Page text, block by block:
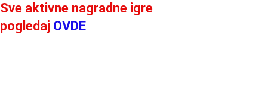
Sve aktivne nagradne igre
pogledaj OVDE